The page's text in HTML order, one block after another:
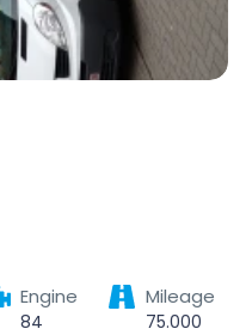
Engine
84
Mileage
75.000